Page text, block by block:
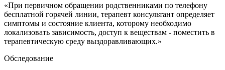
«При первичном обращении родственниками по телефону
бесплатной горячей линии, терапевт консультант определяет
симптомы и состояние клиента, которому необходимо
локализовать зависимость, доступ к веществам - поместить в
терапевтическую среду выздоравливающих.»
Обследование